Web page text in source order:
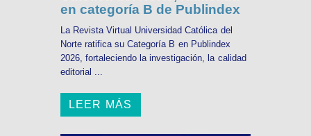
en categoría B de Publindex
La Revista Virtual Universidad Católica del
Norte ratifica su Categoría B en Publindex
2026, fortaleciendo la investigación, la calidad
editorial ...
LEER MÁS